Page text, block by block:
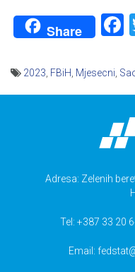
Share
2023 FBiH Mjesecni
Adresa: Zelenih
Tel: +387 33 20
Email: